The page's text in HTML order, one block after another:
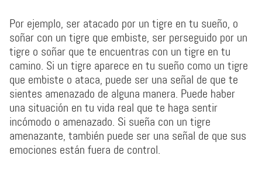
Por ejemplo, ser atacado por un tigre en tu sueño, o
soñar con un tigre que embiste, ser perseguido por un
tigre o soñar que te encuentras con un tigre en tu
camino. Si un tigre aparece en tu sueño como un tigre
que embiste o ataca, puede ser una señal de que te
sientes amenazado de alguna manera. Puede haber
una situación en tu vida real que te haga sentir
incómodo o amenazado. Si sueña con un tigre
amenazante, también puede ser una señal de que sus
emociones están fuera de control.